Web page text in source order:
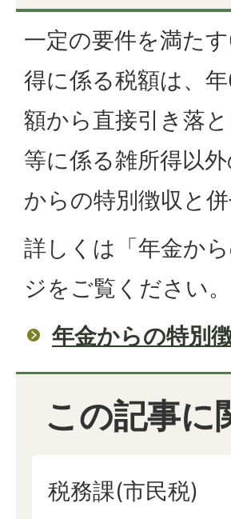
一定の要件を満た
得に係る税額は、
額から直接引き落
等に係る雑所得以
からの特別徴収と
詳しくは「年金か
ジをご覧ください。
年金からの特別
この記事に
税務課(市民税)